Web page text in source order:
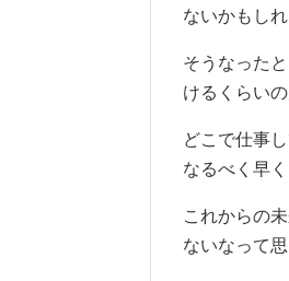
ないかもしれ
そうなった
けるくらい
どこで仕事
なるべく早
これからの
ないなって思